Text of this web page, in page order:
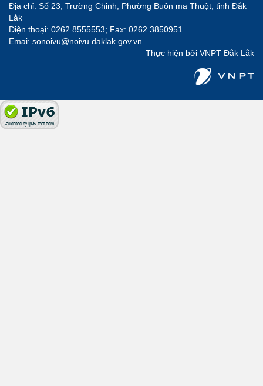
Địa chỉ: Số 23, Trường Chinh, Phường Buôn ma Thuột, tỉnh Đắk
Lắk
Điện thoại: 0262.8555553; Fax: 0262.3850951
Emai: sonoivu@noivu.daklak.gov.vn
Thực hiện bởi VNPT Đắk Lắk